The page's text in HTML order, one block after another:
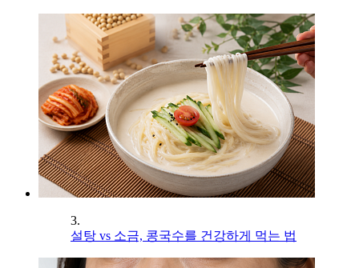
3.
설탕 vs 소금, 콩국수를 건강하게 먹는 법